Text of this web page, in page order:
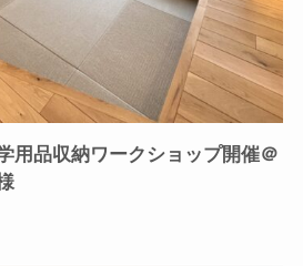
用品収納ワークショップ開催＠